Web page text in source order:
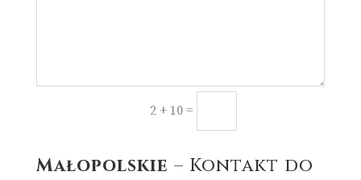
2 + 10 =
Małopolskie – Kontakt do